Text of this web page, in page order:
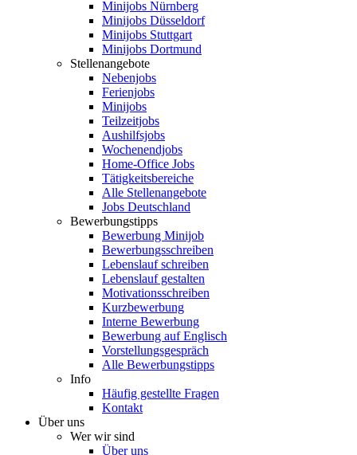
Minijobs Nürnberg
Minijobs Düsseldorf
Minijobs Stuttgart
Minijobs Dortmund
Stellenangebote
Nebenjobs
Ferienjobs
Minijobs
Teilzeitjobs
Aushilfsjobs
Wochenendjobs
Home-Office Jobs
Tätigkeitsbereiche
Alle Stellenangebote
Jobs Deutschland
Bewerbungstipps
Bewerbung Minijob
Bewerbungsschreiben
Lebenslauf schreiben
Lebenslauf gestalten
Motivationsschreiben
Kurzbewerbung
Interne Bewerbung
Bewerbung auf Englisch
Vorstellungsgespräch
Alle Bewerbungstipps
Info
Häufig gestellte Fragen
Kontakt
Über uns
Wer wir sind
Über uns